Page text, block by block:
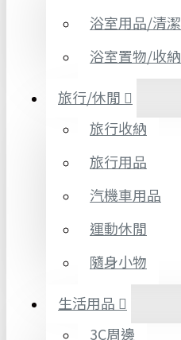
浴室用品/清潔
浴室置物/收納
旅行/休閒
旅行收納
旅行用品
汽機車用品
運動休閒
隨身小物
生活用品
3C周邊